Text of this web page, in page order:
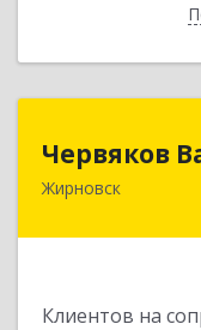
Червяков
Жирновск
Клиентов на